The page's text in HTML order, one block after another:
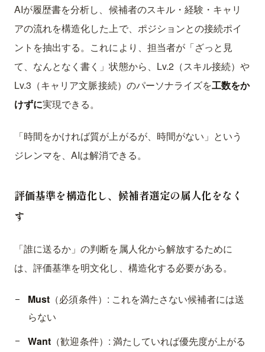
AIが履歴書を分析し、候補者のスキル・経験・キャリ
アの流れを構造化した上で、ポジションとの接続ポイ
ントを抽出する。これにより、担当者が「ざっと見
て、なんとなく書く」状態から、Lv.2（スキル接続）や
Lv.3（キャリア文脈接続）のパーソナライズを工数をか
けずに実現できる。
「時間をかければ質が上がるが、時間がない」という
ジレンマを、AIは解消できる。
評価基準を構造化し、候補者選定の属人化をなく
す
「誰に送るか」の判断を属人化から解放するために
は、評価基準を明文化し、構造化する必要がある。
Must （必須条件）: これを満たさない候補者には送
らない
Want （歓迎条件）: 満たしていれば優先度が上がる